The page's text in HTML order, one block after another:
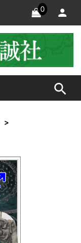
0
search